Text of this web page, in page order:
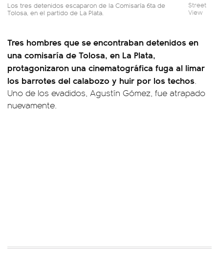
Los tres detenidos escaparon de la Comisaría 6ta de
Tolosa, en el partido de La Plata.
Street
View
Tres hombres que se encontraban detenidos en
una comisaría de Tolosa, en La Plata,
protagonizaron una cinematográfica fuga al limar
los barrotes del calabozo y huir por los techos.
Uno de los evadidos, Agustín Gómez, fue atrapado
nuevamente.